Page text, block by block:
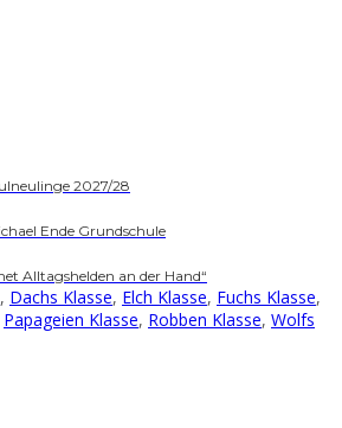
2027/28
Ende Grundschule
Alltagshelden an der Hand“
, Dachs Klasse, Elch Klasse, Fuchs Klasse,
Papageien Klasse, Robben Klasse, Wolfs